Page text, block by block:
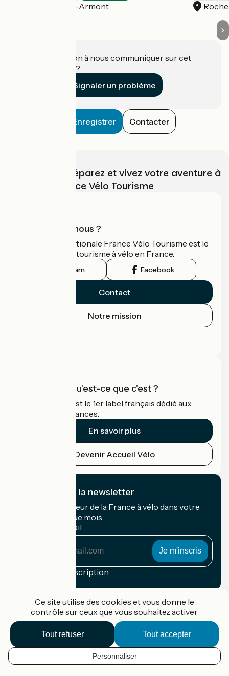
FR
Saint-Georges-Armont
Une information à nous communiquer sur cet
établissement ?
Signaler un problème
Enregistrer Contacter
Choisissez, préparez et vivez votre aventure à
vélo avec France Vélo Tourisme
Qui sommes-nous ?
L'association nationale France Vélo Tourisme est le
guide officiel du tourisme à vélo en France.
Instagram Facebook
Contact
Notre mission
Accueil Vélo qu'est-ce que c'est ?
Accueil Vélo c'est le 1er label français dédié aux
cyclistes en vacances.
En savoir plus
Devenir Accueil Vélo
Je m'abonne à la newsletter
Recevez le meilleur de la France à vélo dans votre
boîte mail chaque mois.
Mon adresse mail
Conditions d'inscription
Accueil Vélo Pro
Contact
Mentions légales
Ce site utilise des cookies et vous donne le
contrôle sur ceux que vous souhaitez activer
Tout accepter
Tout refuser
Personnaliser